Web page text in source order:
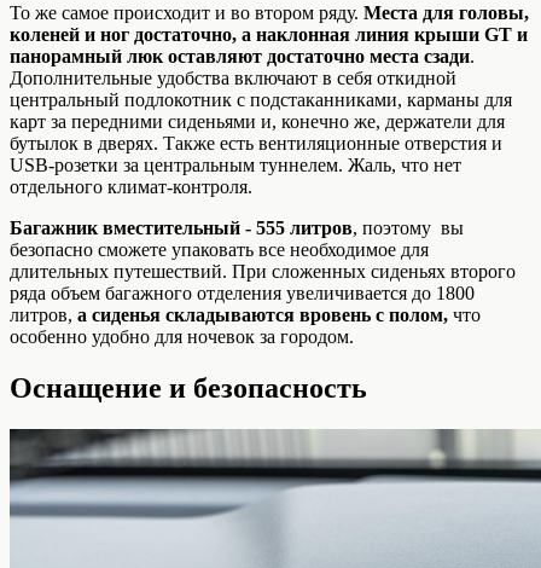
То же самое происходит и во втором ряду. Места для головы,
коленей и ног достаточно, а наклонная линия крыши GT и
панорамный люк оставляют достаточно места сзади.
Дополнительные удобства включают в себя откидной
центральный подлокотник с подстаканниками, карманы для
карт за передними сиденьями и, конечно же, держатели для
бутылок в дверях. Также есть вентиляционные отверстия и
USB-розетки за центральным туннелем. Жаль, что нет
отдельного климат-контроля.
Багажник вместительный - 555 литров, поэтому вы
безопасно сможете упаковать все необходимое для
длительных путешествий. При сложенных сиденьях второго
ряда объем багажного отделения увеличивается до 1800
литров, а сиденья складываются вровень с полом, что
особенно удобно для ночевок за городом.
Оснащение и безопасность